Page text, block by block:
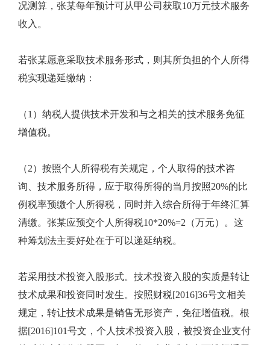
况测算，张某每年预计可从甲公司获取10万元技术服务
收入。
若张某愿意采取技术服务形式，则其所负担的个人所得
税实现递延缴纳：
（1）纳税人提供技术开发和与之相关的技术服务免征
增值税。
（2）按照个人所得税有关规定，个人取得的技术咨
询、技术服务所得，应于取得所得的当月按照20%的比
例税率预缴个人所得税，同时并入综合所得于年终汇算
清缴。张某应预交个人所得税10*20%=2（万元）。这
种筹划法主要好处在于可以递延纳税。
若采用技术投资入股形式。技术投资入股的实质是转让
技术成果和投资同时发生。按照财税[2016]36号文相关
规定，转让技术成果是销售无形资产，免征增值税。根
据[2016]101号文，个人技术投资入股，被投资企业支付